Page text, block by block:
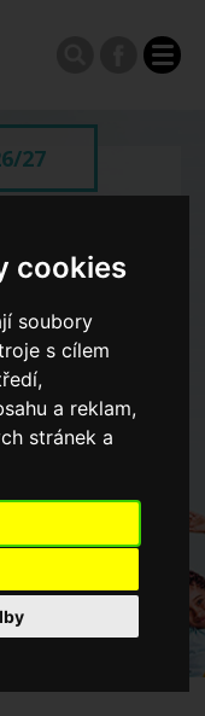
cookies
soubory
s cílem
a reklam,
stránek a
27
ZŠ
ZŠ